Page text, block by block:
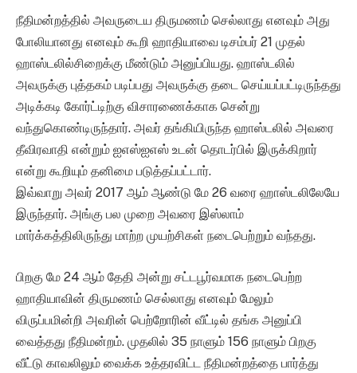
நீதிமன்றத்தில் அவருடைய திருமணம் செல்லாது எனவும் அது
போலியானது எனவும் கூறி ஹாதியாவை டிசம்பர் 21 முதல்
ஹாஸ்டலில்சிறைக்கு மீண்டும் அனுப்பியது. ஹாஸ்டலில்
அவருக்கு புத்தகம் படிப்பது அவருக்கு தடை செய்யப்பட்டிருந்தது
அடிக்கடி கோர்ட்டிற்கு விசாரணைக்காக சென்று
வந்துகொண்டிருந்தார். அவர் தங்கியிருந்த ஹாஸ்டலில் அவரை
தீவிரவாதி என்றும் ஐஎஸ்ஐஎஸ் உடன் தொடர்பில் இருக்கிறார்
என்று கூறியும் தனிமை படுத்தப்பட்டார்.
இவ்வாறு அவர் 2017 ஆம் ஆண்டு மே 26 வரை ஹாஸ்டலிலேயே
இருந்தார். அங்கு பல முறை அவரை இஸ்லாம்
மார்க்கத்திலிருந்து மாற்ற முயற்சிகள் நடைபெற்றும் வந்தது.
பிறகு மே 24 ஆம் தேதி அன்று சட்டபூர்வமாக நடைபெற்ற
ஹாதியாவின் திருமணம் செல்லாது எனவும் மேலும்
விருப்பமின்றி அவரின் பெற்றோரின் வீட்டில் தங்க அனுப்பி
வைத்தது நீதிமன்றம். முதலில் 35 நாளும் 156 நாளும் பிறகு
வீட்டு காவலிலும் வைக்க உத்தரவிட்ட நீதிமன்றத்தை பார்த்து